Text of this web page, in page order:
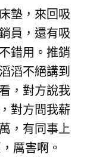
墊，來回吸
員，還有吸
錯用。推銷
滔不絕講到
，對方說我
對方問我薪
，有同事上
厲害啊。